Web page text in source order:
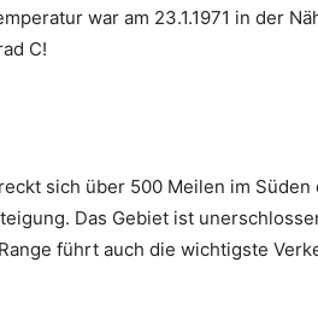
war am 23.1.1971 in der
C!
sich über 500 Meilen im
Das Gebiet ist
führt auch die wichtigste